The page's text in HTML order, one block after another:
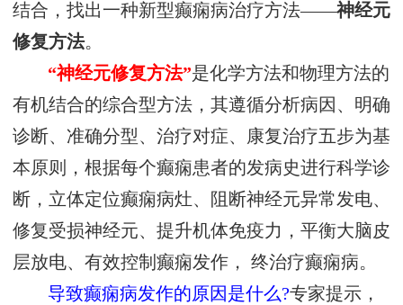
结合，找出一种新型癫痫病治疗方法——神经元
修复方法。
“神经元修复方法”是化学方法和物理方法的
有机结合的综合型方法，其遵循分析病因、明确
诊断、准确分型、治疗对症、康复治疗五步为基
本原则，根据每个癫痫患者的发病史进行科学诊
断，立体定位癫痫病灶、阻断神经元异常发电、
修复受损神经元、提升机体免疫力，平衡大脑皮
层放电、有效控制癫痫发作， 终治疗癫痫病。
导致癫痫病发作的原因是什么?专家提示，